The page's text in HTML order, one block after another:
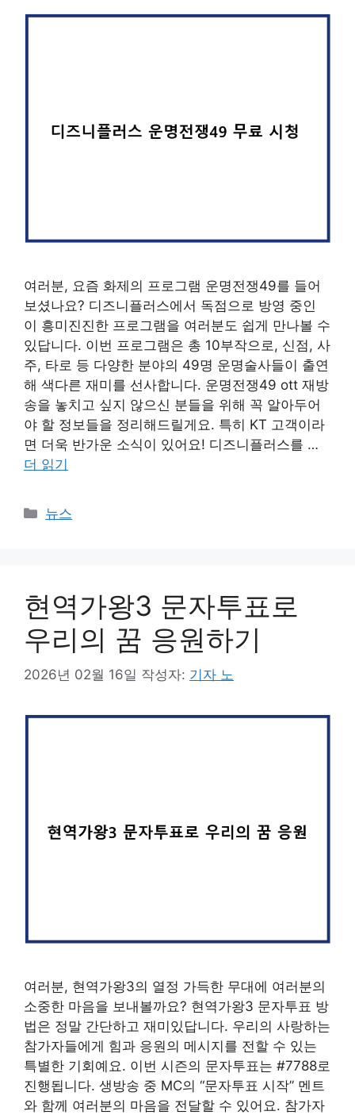
여러분, 요즘 화제의 프로그램 운명전쟁49를 들어
보셨나요? 디즈니플러스에서 독점으로 방영 중인
이 흥미진진한 프로그램을 여러분도 쉽게 만나볼 수
있답니다. 이번 프로그램은 총 10부작으로, 신점, 사
주, 타로 등 다양한 분야의 49명 운명술사들이 출연
해 색다른 재미를 선사합니다. 운명전쟁49 ott 재방
송을 놓치고 싶지 않으신 분들을 위해 꼭 알아두어
야 할 정보들을 정리해드릴게요. 특히 KT 고객이라
면 더욱 반가운 소식이 있어요! 디즈니플러스를 …
더 읽기
카
뉴스
현역가왕3 문자투표로
우리의 꿈 응원하기
2026년 02월 16일 작성자: 기자 노
여러분, 현역가왕3의 열정 가득한 무대에 여러분의
소중한 마음을 보내볼까요? 현역가왕3 문자투표 방
법은 정말 간단하고 재미있답니다. 우리의 사랑하는
참가자들에게 힘과 응원의 메시지를 전할 수 있는
특별한 기회예요. 이번 시즌의 문자투표는 #7788로
진행됩니다. 생방송 중 MC의 “문자투표 시작” 멘트
와 함께 여러분의 마음을 전달할 수 있어요. 참가자